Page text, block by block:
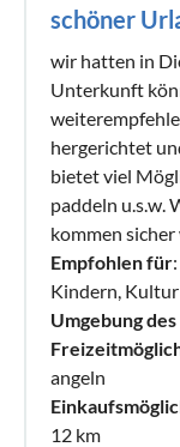
schöner
wir hatten in
Unterkunft
hergerichtet
bietet viel
paddeln u.s.w.
kommen
Empfohlen für
Kindern,
Umgebung
angeln
12 km